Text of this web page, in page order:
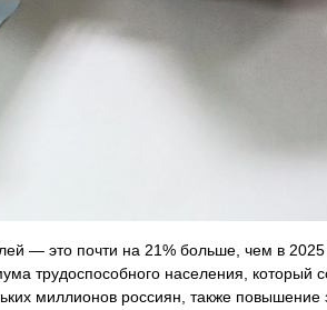
— это почти на 21% больше, чем в 2025
трудоспособного населения, который
миллионов россиян, также повышение